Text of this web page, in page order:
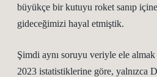
büyükçe bir kutuyu roket sanıp
gideceğimizi hayal etmiştik.
Şimdi aynı soruyu veriyle ele
2023 istatistiklerine göre, yalnızca